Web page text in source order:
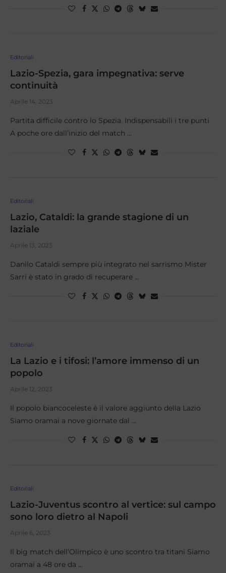
Editoriali
Lazio-Spezia, gara impegnativa: serve
continuità
Aprile 14, 2023
Partita difficile contro lo Spezia. Indispensabili i tre punti
A poche ore dall’inizio del match …
Editoriali
Lazio, Cataldi: la grande stagione di un
laziale
Aprile 13, 2023
Danilo Cataldi sempre più integrato nel sarrismo Mister
Sarri è stato in grado di recuperare …
Editoriali
La Lazio e i tifosi: l’amore immenso di un
popolo
Aprile 12, 2023
Il popolo biancoceleste è il valore aggiunto della Lazio
Siamo oramai a nove giornate dal …
Editoriali
Lazio-Juventus scontro al vertice: sul campo
sono loro dietro al Napoli
Aprile 6, 2023
Il big match dell’Olimpico è uno scontro tra titani Siamo
oramai a 48 ore da …